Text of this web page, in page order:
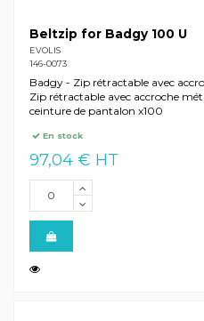
Beltzip for Badgy 100 U
EVOLIS
146-0073
Badgy - Zip rétractable avec
Zip rétractable avec accroche
ceinture de pantalon x100
En stock
97,04 € HT